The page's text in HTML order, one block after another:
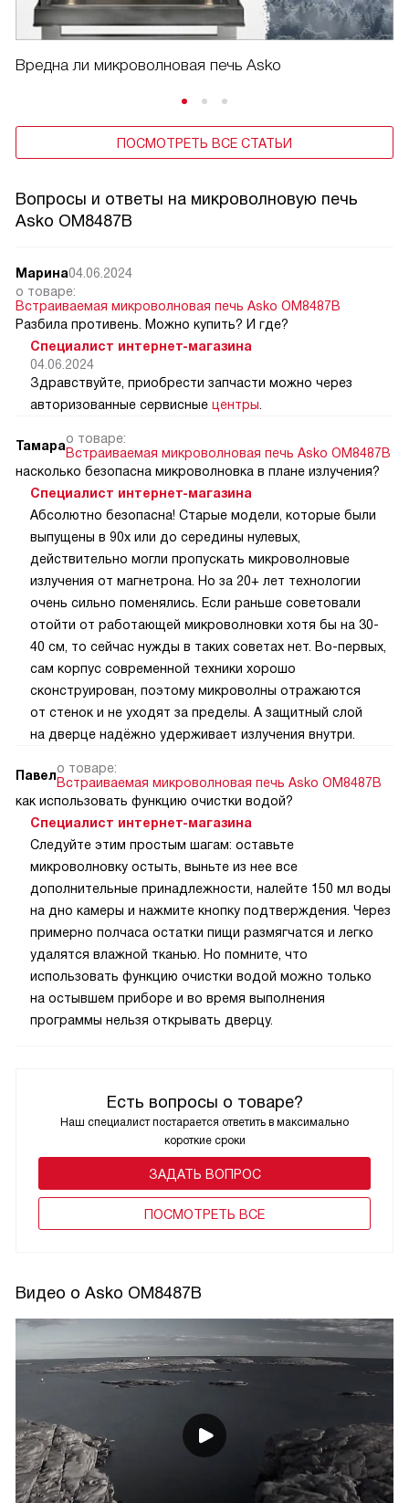
Вредна ли микроволновая печь Asko
ПОСМОТРЕТЬ ВСЕ СТАТЬИ
Вопросы и ответы на микроволновую печь
Asko OM8487B
Есть вопросы о товаре?
Наш специалист постарается ответить в максимально
короткие сроки
ЗАДАТЬ ВОПРОС
ПОCМОТРЕТЬ ВСЕ
Марина04.06.2024
о товаре:
Встраиваемая микроволновая печь Asko OM8487B
Разбила противень. Можно купить? И где?
Специалист интернет-магазина
04.06.2024
Здравствуйте, приобрести запчасти можно через
авторизованные сервисные центры
Тамарао товаре:
Встраиваемая микроволновая печь Asko OM8487B
насколько безопасна микроволновка в плане излучения?
Специалист интернет-магазина
Абсолютно безопасна! Старые модели, которые были
выпущены в 90х или до середины нулевых,
действительно могли пропускать микроволновые
излучения от магнетрона. Но за 20+ лет технологии
очень сильно поменялись. Если раньше советовали
отойти от работающей микроволновки хотя бы на 30-
40 см, то сейчас нужды в таких советах нет. Во-первых,
сам корпус современной техники хорошо
сконструирован, поэтому микроволны отражаются
от стенок и не уходят за пределы. А защитный слой
на дверце надёжно удерживает излучения внутри.
Павело товаре:
Встраиваемая микроволновая печь Asko OM8487B
как использовать функцию очистки водой?
Специалист интернет-магазина
Следуйте этим простым шагам: оставьте
микроволновку остыть, выньте из нее все
дополнительные принадлежности, налейте 150 мл воды
на дно камеры и нажмите кнопку подтверждения. Через
примерно полчаса остатки пищи размягчатся и легко
удалятся влажной тканью. Но помните, что
использовать функцию очистки водой можно только
на остывшем приборе и во время выполнения
программы нельзя открывать дверцу.
Видео о Asko OM8487B